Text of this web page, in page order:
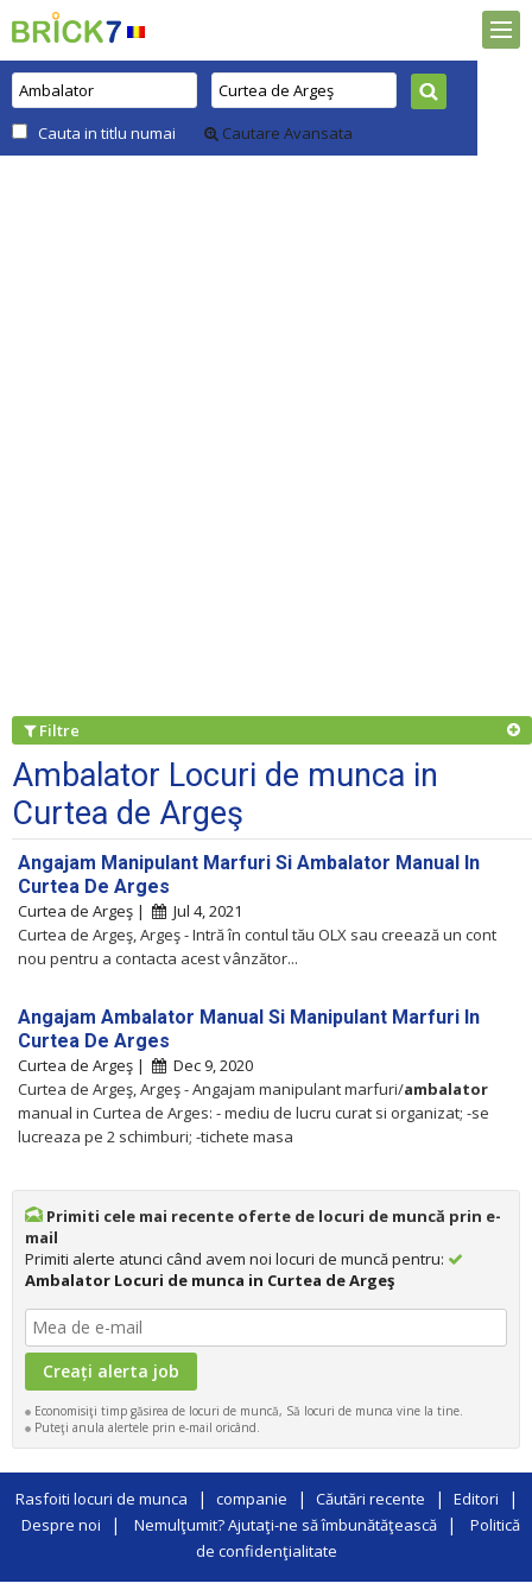
Cauta in titlu numai Cautare Avansata
Filtre
Ambalator Locuri de munca in
Curtea de Argeş
Angajam Manipulant Marfuri Si Ambalator Manual In
Curtea De Arges
Curtea de Argeş |
Jul 4, 2021
Curtea de Argeş, Argeş - Intră în contul tău OLX sau creează un cont
nou pentru a contacta acest vânzător...
Angajam Ambalator Manual Si Manipulant Marfuri In
Curtea De Arges
Curtea de Argeş |
Dec 9, 2020
Curtea de Argeş, Argeş - Angajam manipulant marfuri/ambalator
manual in Curtea de Arges: - mediu de lucru curat si organizat; -se
lucreaza pe 2 schimburi; -tichete masa
Primiti cele mai recente oferte de locuri de muncă prin e-
mail
Primiti alerte atunci când avem noi locuri de muncă pentru:
Ambalator Locuri de munca in Curtea de Argeş
Economisiţi timp găsirea de locuri de muncă, Să locuri de munca vine la tine.
Puteţi anula alertele prin e-mail oricând.
Rasfoiti locuri de munca | companie | Căutări recente | Editori |
Despre noi | Nemulţumit? Ajutaţi-ne să îmbunătăţească |
Politică
de confidenţialitate